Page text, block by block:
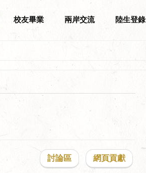
校友畢業 兩岸交流 陸生登錄
討論區 網頁貢獻